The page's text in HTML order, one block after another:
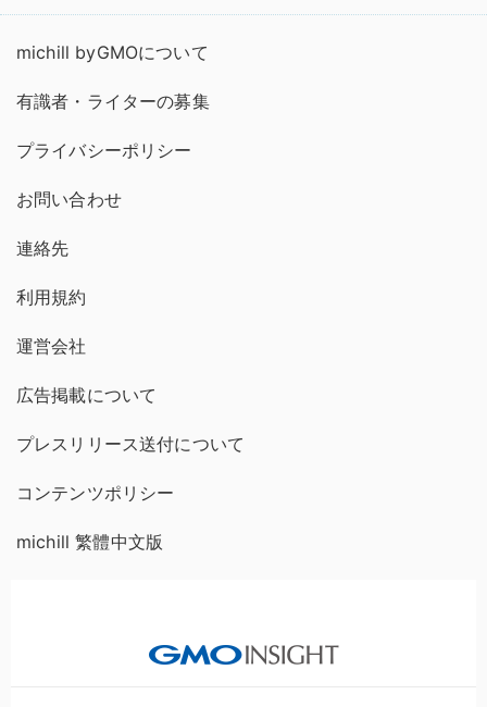
michill byGMOについて
有識者・ライターの募集
プライバシーポリシー
お問い合わせ
連絡先
利用規約
運営会社
広告掲載について
プレスリリース送付について
コンテンツポリシー
michill 繁體中文版